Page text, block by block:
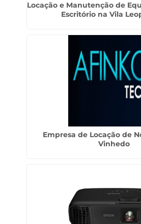
Locação e Manutenção de
Escritório na Vila
Empresa de Locação de
Vinhedo